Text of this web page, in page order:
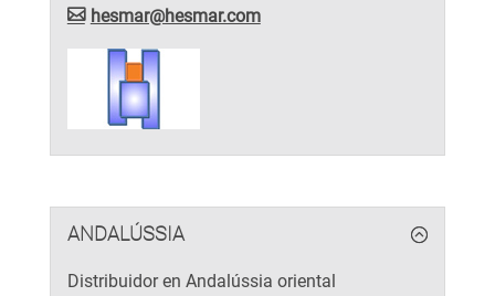
hesmar@hesmar.com
ANDALÚSSIA
Distribuidor en Andalússia oriental